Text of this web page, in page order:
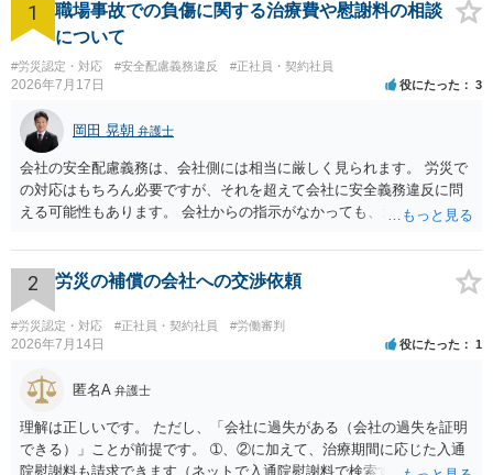
1
職場事故での負傷に関する治療費や慰謝料の相談
について
#労災認定・対応 #安全配慮義務違反 #正社員・契約社員
2026年7月17日 役にたった 3
岡田 晃朝 弁護士
会社の安全配慮義務は、会社側には相当に厳しく見られます。 労災で
の対応はもちろん必要ですが、それを超えて会社に安全義務違反に問
える可能性もあります。 会社からの指示がなかっても、逆に危険な作
実地指導をしていないことが問題になった事例もあります。ですの
で、指示が無ければ免責されるわけではありません。責任追及の交渉
となるでしょう。
2 労災の補償の会社への交渉依頼
#労災認定・対応 #正社員・契約社員 #労働審判
2026年7月14日 役にたった 1
匿名A 弁護士
理解は正しいです。 ただし、「会社に過失がある（会社の過失を証明
できる）」ことが前提です。 ➀、②に加えて、治療期間に応じた入通
院慰謝料も請求できます（ネットで入通院慰謝料で検索すると詳しい